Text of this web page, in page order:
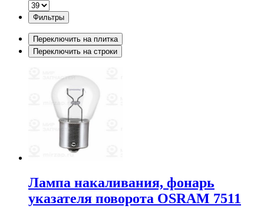
Фильтры
Переключить на плитка
Переключить на строки
Лампа накаливания, фонарь
указателя поворота OSRAM 7511